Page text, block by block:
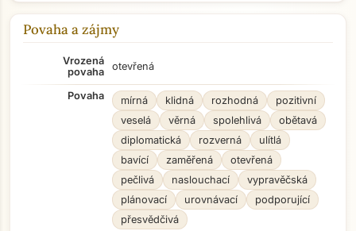
Povaha a zájmy
Vrozená
povaha
otevřená
Povaha mírná klidná rozhodná
pozitivní
veselá
věrná spolehlivá
obětavá
diplomatická
rozverná
ulítlá
bavící
zaměřená
otevřená
pečlivá
naslouchací
vypravěčská
plánovací
urovnávací
podporující
přesvědčivá